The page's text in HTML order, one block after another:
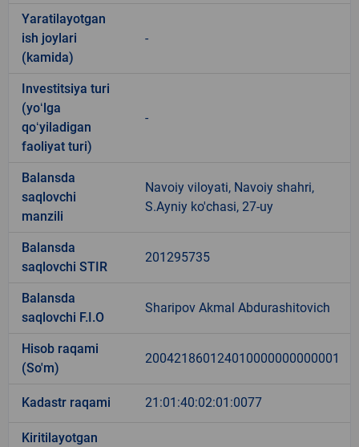
Yaratilayotgan
ish joylari
(kamida)
-
Investitsiya turi
(yoʻlga
qoʻyiladigan
faoliyat turi)
-
Balansda
saqlovchi
manzili
Navoiy viloyati, Navoiy shahri,
S.Ayniy ko'chasi, 27-uy
Balansda
saqlovchi STIR
201295735
Balansda
saqlovchi F.I.O
Sharipov Akmal Abdurashitovich
Hisob raqami
(So'm)
200421860124010000000000001
Kadastr raqami 21:01:40:02:01:0077
Kiritilayotgan